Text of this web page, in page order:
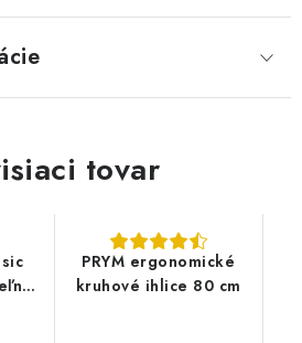
tovar
PRYM ergonomické
kruhové ihlice 80 cm